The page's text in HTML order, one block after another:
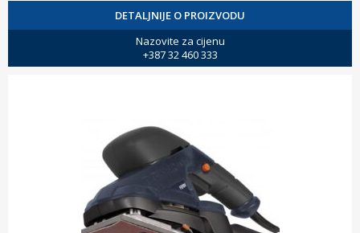
DETALJNIJE O PROIZVODU
Nazovite za cijenu
+387 32 460 333